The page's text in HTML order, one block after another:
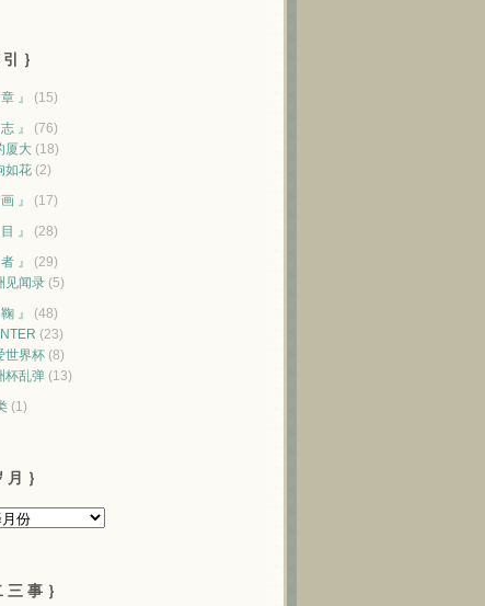
引 ｝
』
(15)
』
(76)
厦大 (18)
如花 (2)
』
(17)
』
(28)
』
(29)
见闻录 (5)
』
(48)
(23)
世界杯 (8)
杯乱弹 (13)
(1)
月 ｝
三 事 ｝